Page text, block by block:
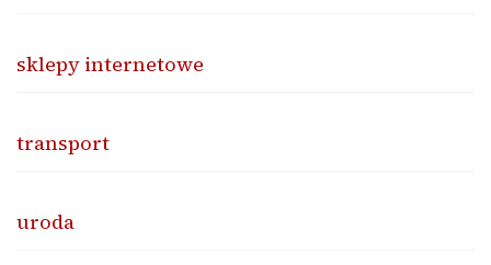
sklepy internetowe
transport
uroda